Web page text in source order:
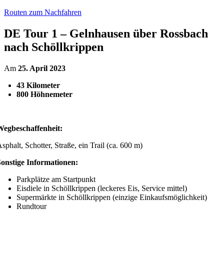
Routen zum Nachfahren
DE Tour 1 – Gelnhausen über Rossbach
nach Schöllkrippen
Am 25. April 2023
43 Kilometer
800 Höhnemeter
Schotter, Straße, ein Trail (ca. 600 m)
Informationen:
Parkplätze am Startpunkt
Eisdiele in Schöllkrippen (leckeres Eis, Service mittel)
Supermärkte in Schöllkrippen (einzige Einkaufsmöglichkeit)
Rundtour